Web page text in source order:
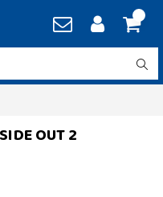
OUT 2